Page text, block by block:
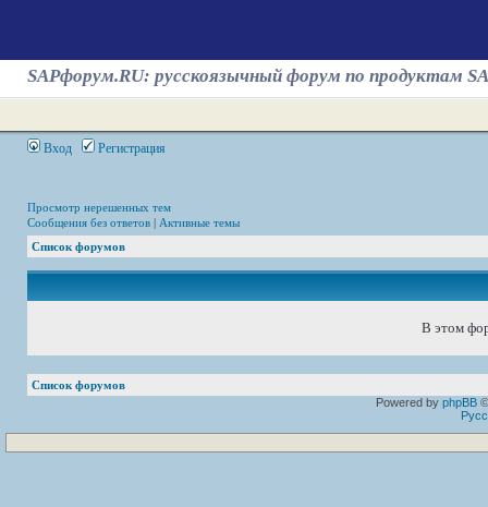
SAPфорум.RU: русскоязычный форум по продуктам
Вход Регистрация
Просмотр нерешенных тем
Сообщения без ответов | Активные темы
Список форумов
В этом
Список форумов
Powered by phpBB